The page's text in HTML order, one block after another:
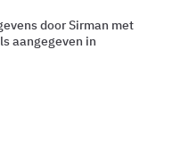
door Sirman met
aangegeven in